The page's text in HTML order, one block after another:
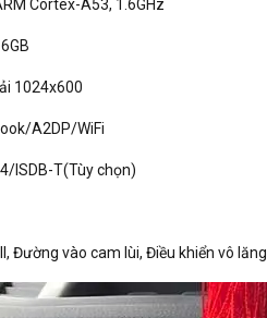
Cortex-A53, 1.6GHz
1024x600
A2DP/WiFi
ISDB-T(Tùy chọn)
Đường vào cam lùi, Điều khiển vô lăng